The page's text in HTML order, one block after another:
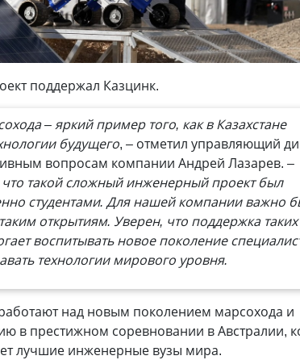
поддержал Казцинк.
– яркий пример того, как в Казахстане
будущего, – отметил управляющий
вопросам компании Андрей Лазарев. –
такой сложный инженерный проект был
студентами. Для нашей компании важно
открытиям. Уверен, что поддержка таких
воспитывать новое поколение
технологии мирового уровня.
над новым поколением марсохода и
в престижном соревновании в Австралии,
лучшие инженерные вузы мира.